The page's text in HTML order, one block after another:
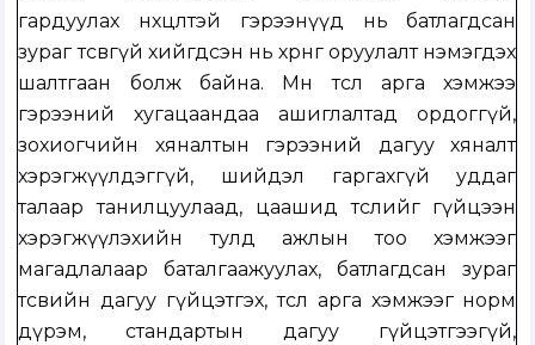
гардуулах нөхцөлтэй гэрээнүүд нь батлагдсан
зураг төсөвгүй хийгдсэн нь хөрөнгө оруулалт нэмэгдэх
шалтгаан болж байна. Мөн төсөл арга хэмжээ
гэрээний хугацаандаа ашиглалтад ордоггүй,
зохиогчийн хяналтын гэрээний дагуу хяналт
хэрэгжүүлдэггүй, шийдэл гаргахгүй уддаг
талаар танилцуулаад, цаашид төслийг гүйцээн
хэрэгжүүлэхийн тулд ажлын тоо хэмжээг
магадлалаар баталгаажуулах, батлагдсан зураг
төсвийн дагуу гүйцэтгэх, төсөл арга хэмжээг норм
дүрэм, стандартын дагуу гүйцэтгээгүй,